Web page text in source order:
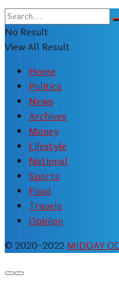
No Result
View All Result
Home
Politics
News
Archives
Money
Lifestyle
National
Sports
Food
Travels
Opinion
© 2020-2022 MIDDAY